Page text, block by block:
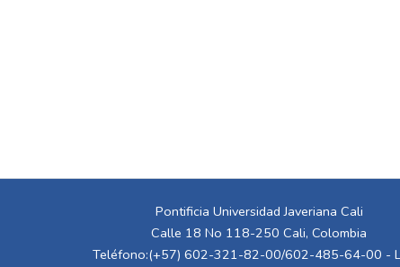
Pontificia Universidad Javeriana Cali
Calle 18 No 118-250 Cali, Colombia
Teléfono:(+57) 602-321-82-00/602-485-64-00 -